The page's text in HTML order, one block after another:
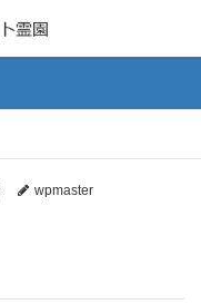
wpmaster